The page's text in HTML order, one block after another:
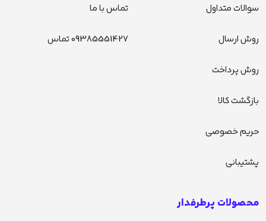
سوالات متداول
روش ارسال
روش پرداخت
بازگشت کالا
حریم خصوصی
پشتیبانی
تماس با ما
09385551427 تماس
محصولات پرطرفدار